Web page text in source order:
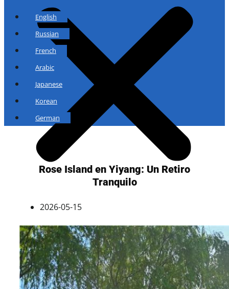
English
Russian
French
Arabic
Japanese
Korean
German
Rose Island en Yiyang: Un Retiro
Tranquilo
2026-05-15